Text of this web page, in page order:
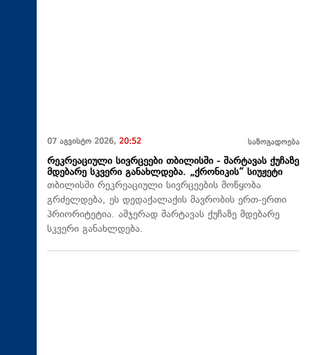
07 აგვისტო 2026, 20:52 საზოგადოება
რეკრეაციული სივრცეები თბილისში - შარტავას ქუჩაზე
მდებარე სკვერი განახლდება. „ქრონიკის“ სიუჟეტი
თბილისში რეკრეაციული სივრცეების მოწყობა
გრძელდება, ეს დედაქალაქის მავრობის ერთ-ერთი
პრიორიტეტია. ამჯერად შარტავას ქუჩაზე მდებარე
სკვერი განახლდება.